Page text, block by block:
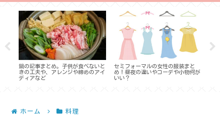
鍋の記事まとめ。子供が食べないと
きの工夫や、アレンジや締めのアイ
ディアなど
セミフォーマルの女性の服装まと
め！昼夜の違いやコーデや小物何が
いい？
ホーム 料理